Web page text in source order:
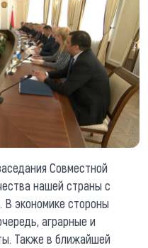
Совместной
нашей страны с
В экономике стороны
аграрные и
Также в ближайшей